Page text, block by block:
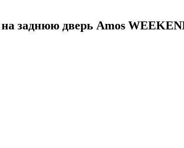
заднюю дверь Amos